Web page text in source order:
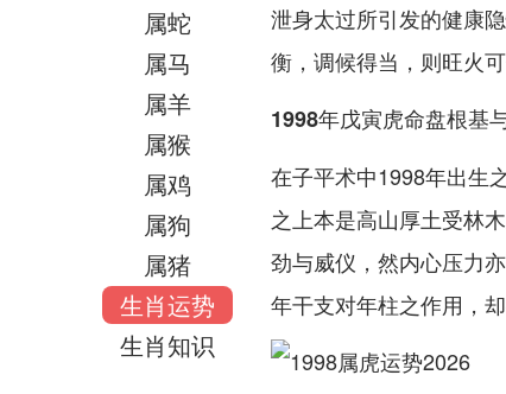
属蛇
属马
属羊
属猴
属鸡
属狗
属猪
生肖运势
生肖知识
泄身太过所引发的健康
衡，调候得当，则旺火
1998年戊寅虎命盘根基
在子平术中1998年出生
之上本是高山厚土受林
劲与威仪，然内心压力
年干支对年柱之作用，